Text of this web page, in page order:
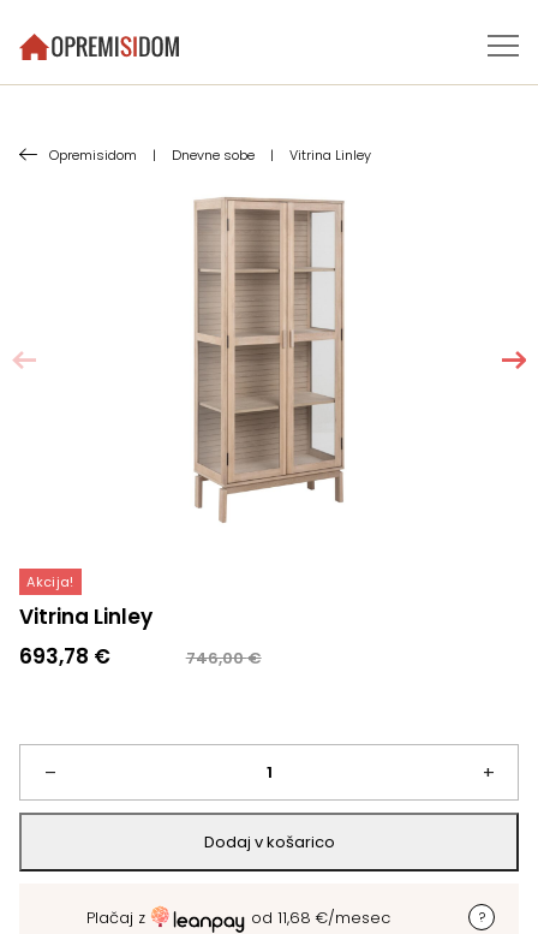
Opremisidom | Dnevne sobe | Vitrina Linley
Akcija!
Vitrina Linley
746,00€
Izvirna
bila:
746,00 €.
693,78 €
Trenutna
693,78 €.
–
Vitrina
Linley
količina
+
Dodaj v košarico
Plačaj z od 11,68 €/mesec